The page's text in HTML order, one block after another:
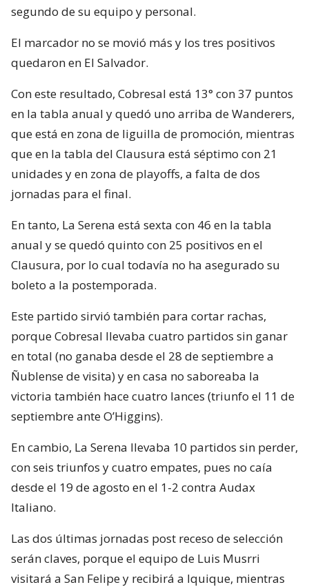
segundo de su equipo y personal.
El marcador no se movió más y los tres positivos
quedaron en El Salvador.
Con este resultado, Cobresal está 13° con 37 puntos
en la tabla anual y quedó uno arriba de Wanderers,
que está en zona de liguilla de promoción, mientras
que en la tabla del Clausura está séptimo con 21
unidades y en zona de playoffs, a falta de dos
jornadas para el final.
En tanto, La Serena está sexta con 46 en la tabla
anual y se quedó quinto con 25 positivos en el
Clausura, por lo cual todavía no ha asegurado su
boleto a la postemporada.
Este partido sirvió también para cortar rachas,
porque Cobresal llevaba cuatro partidos sin ganar
en total (no ganaba desde el 28 de septiembre a
Ñublense de visita) y en casa no saboreaba la
victoria también hace cuatro lances (triunfo el 11 de
septiembre ante O’Higgins).
En cambio, La Serena llevaba 10 partidos sin perder,
con seis triunfos y cuatro empates, pues no caía
desde el 19 de agosto en el 1-2 contra Audax
Italiano.
Las dos últimas jornadas post receso de selección
serán claves, porque el equipo de Luis Musrri
visitará a San Felipe y recibirá a Iquique, mientras